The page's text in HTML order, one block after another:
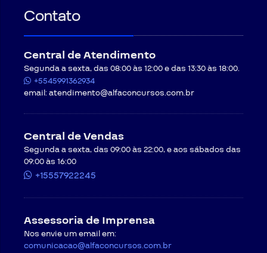
Contato
Central de Atendimento
Segunda a sexta, das 08:00 às 12:00 e das 13:30 às 18:00.
+5545991362934
email:atendimento@alfaconcursos.com.br
Central de Vendas
Segunda a sexta, das 09:00 às 22:00, e aos sábados das
09:00 às 16:00
+15557922245
Assessoria de Imprensa
Nos envie um email em:
comunicacao@alfaconcursos.com.br